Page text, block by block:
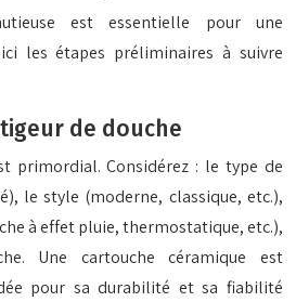
est essentielle pour une
les étapes préliminaires à suivre
de douche
primordial. Considérez : le type de
le style (moderne, classique, etc.),
à effet pluie, thermostatique, etc.),
Une cartouche céramique est
pour sa durabilité et sa fiabilité